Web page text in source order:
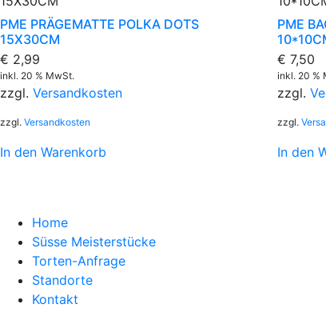
PME PRÄGEMATTE POLKA DOTS
15X30CM
€ 2,99
inkl. 20 % MwSt.
zzgl. Versandkosten
zzgl. Versandkosten
In den Warenkorb
PME
€ 7,50
inkl. 20 %
zzgl.
zzgl.
In den
Home
Süsse Meisterstücke
Torten-Anfrage
Standorte
Kontakt